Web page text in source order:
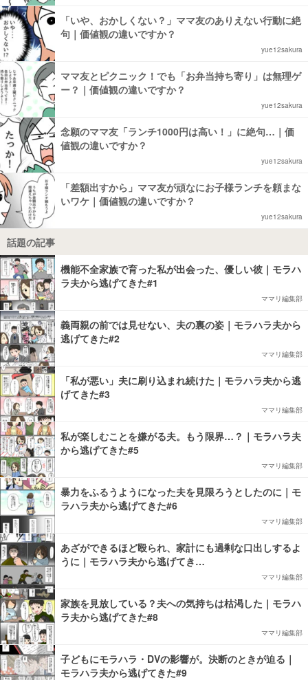
「いや、おかしくない？」ママ友のありえない行動に絶
句｜価値観の違いですか？
yue12sakura
ママ友とピクニック！でも「お弁当持ち寄り」は無理ゲ
ー？｜価値観の違いですか？
yue12sakura
念願のママ友「ランチ1000円は高い！」に絶句…｜価
値観の違いですか？
yue12sakura
「差額出すから」ママ友が頑なにお子様ランチを頼まな
いワケ｜価値観の違いですか？
yue12sakura
話題の記事
機能不全家族で育った私が出会った、優しい彼｜モラハ
ラ夫から逃げてきた#1
ママリ編集部
義両親の前では見せない、夫の裏の姿｜モラハラ夫から
逃げてきた#2
ママリ編集部
「私が悪い」夫に刷り込まれ続けた｜モラハラ夫から逃
げてきた#3
ママリ編集部
私が楽しむことを嫌がる夫。もう限界…？｜モラハラ夫
から逃げてきた#5
ママリ編集部
暴力をふるうようになった夫を見限ろうとしたのに｜モ
ラハラ夫から逃げてきた#6
ママリ編集部
あざができるほど殴られ、家計にも過剰な口出しするよ
うに｜モラハラ夫から逃げてき…
ママリ編集部
家族を見放している？夫への気持ちは枯渇した｜モラハ
ラ夫から逃げてきた#8
ママリ編集部
子どもにモラハラ・DVの影響が。決断のときが迫る｜
モラハラ夫から逃げてきた#9